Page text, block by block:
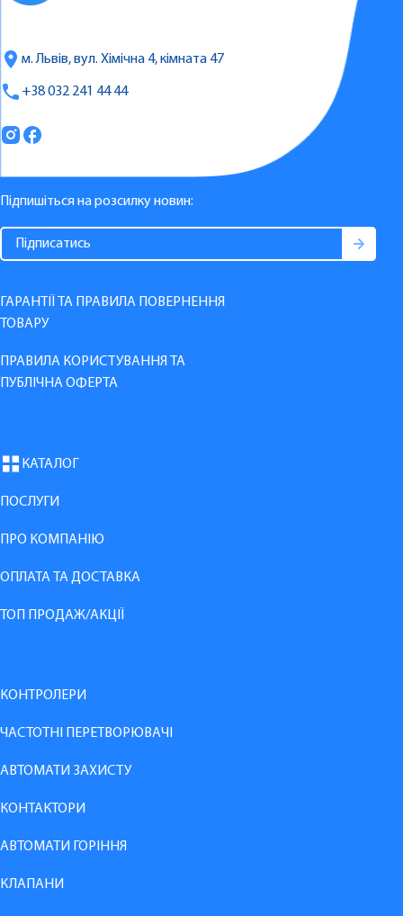
м. Львів, вул. Хімічна 4, кімната 47
+38 032 241 44 44
Підпишіться на розсилку новин:
ГАРАНТІЇ ТА ПРАВИЛА ПОВЕРНЕННЯ
ТОВАРУ
ПРАВИЛА КОРИСТУВАННЯ ТА
ПУБЛІЧНА ОФЕРТА
КАТАЛОГ
ПОСЛУГИ
ПРО КОМПАНІЮ
ОПЛАТА ТА ДОСТАВКА
ТОП ПРОДАЖ/АКЦІЇ
КОНТРОЛЕРИ
ЧАСТОТНІ ПЕРЕТВОРЮВАЧІ
АВТОМАТИ ЗАХИСТУ
КОНТАКТОРИ
АВТОМАТИ ГОРІННЯ
КЛАПАНИ